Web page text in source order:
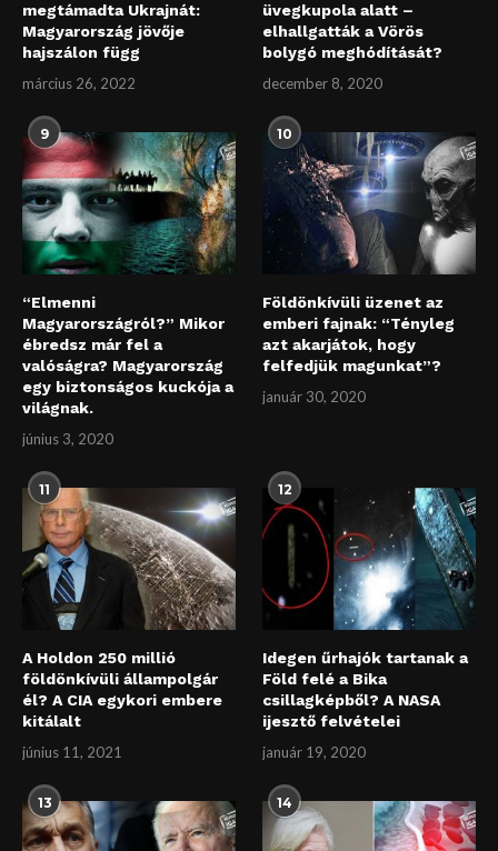
megtámadta Ukrajnát:
Magyarország jövője
hajszálon függ
március 26, 2022
üvegkupola alatt –
elhallgatták a Vörös
bolygó meghódítását?
december 8, 2020
9
“Elmenni
Magyarországról?” Mikor
ébredsz már fel a
valóságra? Magyarország
egy biztonságos kuckója a
világnak.
június 3, 2020
10
Földönkívüli üzenet az
emberi fajnak: “Tényleg
azt akarjátok, hogy
felfedjük magunkat”?
január 30, 2020
11
A Holdon 250 millió
földönkívüli állampolgár
él? A CIA egykori embere
kitálalt
június 11, 2021
12
Idegen űrhajók tartanak a
Föld felé a Bika
csillagképből? A NASA
ijesztő felvételei
január 19, 2020
13 14